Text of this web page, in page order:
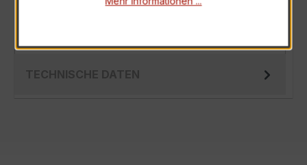
kompakter, hochpräziser Niederspannungs-
TECHNISCHE DATEN